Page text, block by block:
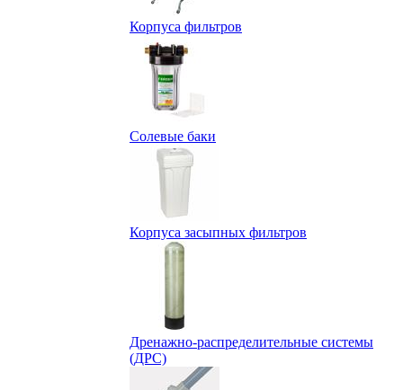
Корпуса фильтров
Солевые баки
Корпуса засыпных фильтров
Дренажно-распределительные системы
(ДРС)